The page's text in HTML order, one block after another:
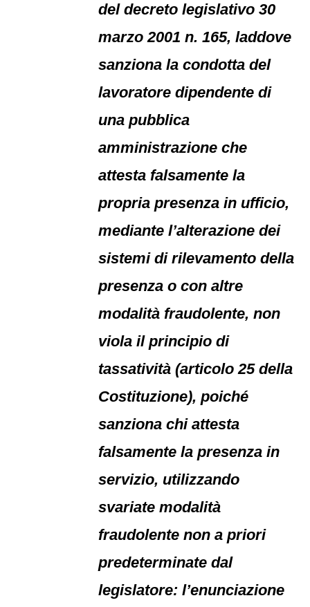
del decreto legislativo 30
marzo 2001 n. 165, laddove
sanziona la condotta del
lavoratore dipendente di
una pubblica
amministrazione che
attesta falsamente la
propria presenza in ufficio,
mediante l’alterazione dei
sistemi di rilevamento della
presenza o con altre
modalità fraudolente, non
viola il principio di
tassatività (articolo 25 della
Costituzione), poiché
sanziona chi attesta
falsamente la presenza in
servizio, utilizzando
svariate modalità
fraudolente non a priori
predeterminate dal
legislatore: l’enunciazione